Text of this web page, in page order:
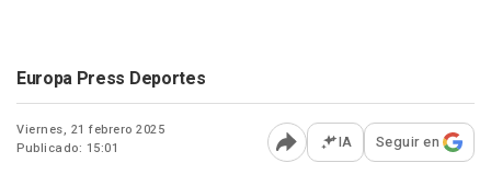
Europa Press Deportes
Viernes, 21 febrero 2025
Publicado: 15:01
Abrir opciones para
IA Seguir en